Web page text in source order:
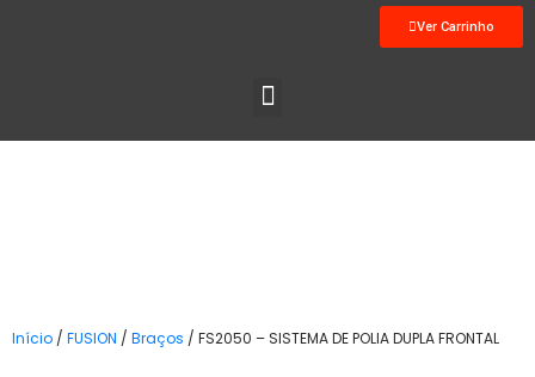
Ver Carrinho
Início / FUSION / Braços / FS2050 – SISTEMA DE POLIA DUPLA FRONTAL